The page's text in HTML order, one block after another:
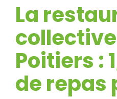
La
Poitiers :
de repas